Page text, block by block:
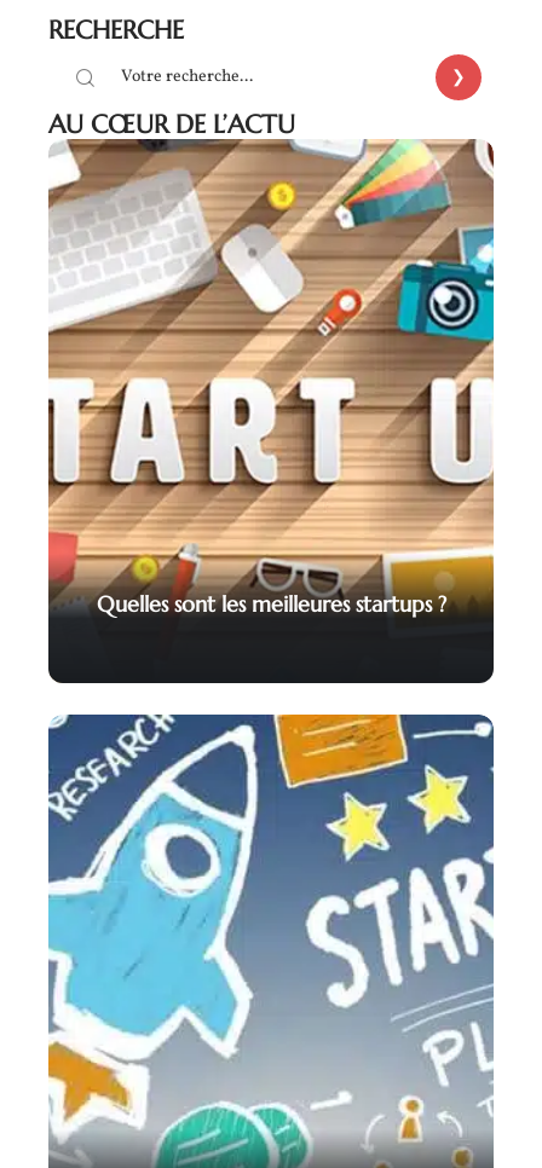
RECHERCHE
AU CŒUR DE L’ACTU
Quelles sont les meilleures startups ?